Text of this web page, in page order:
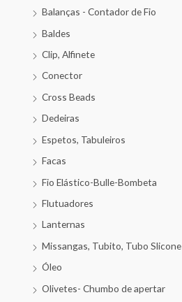
Balanças - Contador de Fio
Baldes
Clip, Alfinete
Conector
Cross Beads
Dedeiras
Espetos, Tabuleiros
Facas
Fio Elástico-Bulle-Bombeta
Flutuadores
Lanternas
Missangas, Tubito, Tubo Slicone
Óleo
Olivetes- Chumbo de apertar